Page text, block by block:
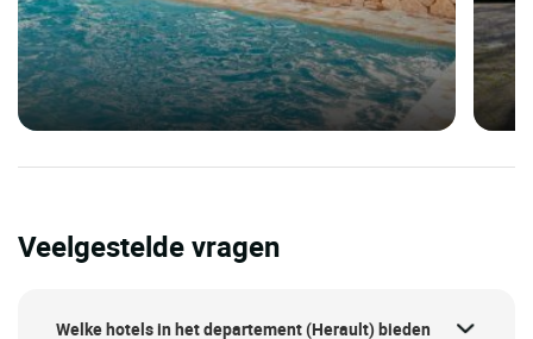
Veelgestelde vragen
Welke hotels in het departement (Herault) bieden